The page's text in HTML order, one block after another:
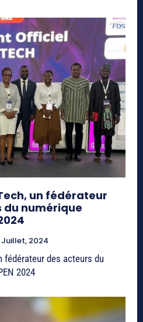
un fédérateur
du numérique
Juillet, 2024
2024